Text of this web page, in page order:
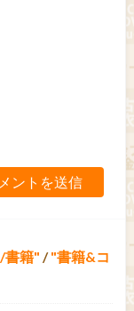
書籍 / 書籍&コ